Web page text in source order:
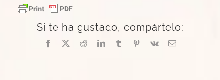
Si te ha gustado, compártelo:
Facebook
X RedditLinkedInTumblrPinterest
Vk
Correo